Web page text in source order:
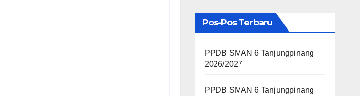
Pos-Pos Terbaru
PPDB SMAN 6 Tanjungpinang
2026/2027
PPDB SMAN 6 Tanjungpinang